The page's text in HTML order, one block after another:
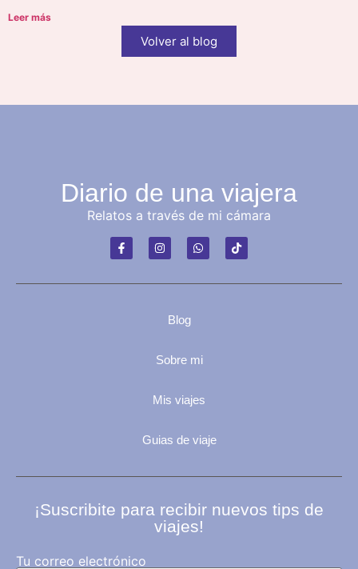
Leer más
Volver al blog
Diario de una viajera
Relatos a través de mi cámara
Blog
Sobre mi
Mis viajes
Guias de viaje
¡Suscribite para recibir nuevos tips de
viajes!
Tu correo electrónico